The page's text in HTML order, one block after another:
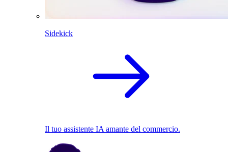
Sidekick
Il tuo assistente IA amante del commercio.